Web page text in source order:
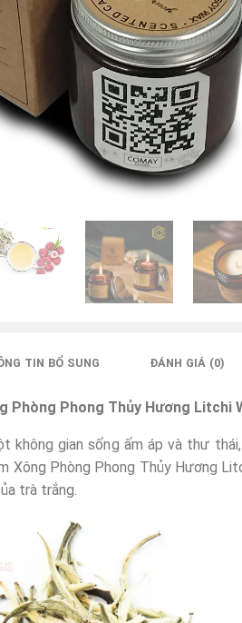
TIN BỔ SUNG ĐÁNH GIÁ (0)
Phòng Phong Thủy Hương Litchi
không gian sống ấm áp và thư
Xông Phòng Phong Thủy Hương
trà trắng.